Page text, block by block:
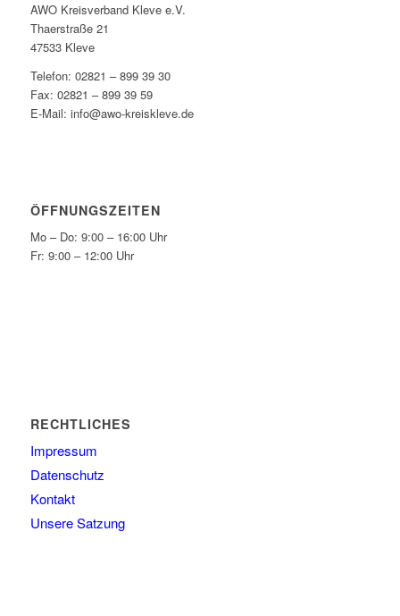
AWO Kreisverband Kleve e.V.
Thaerstraße 21
47533 Kleve
Telefon: 02821 – 899 39 30
Fax: 02821 – 899 39 59
E-Mail: info@awo-kreiskleve.de
ÖFFNUNGSZEITEN
Mo – Do: 9:00 – 16:00 Uhr
Fr: 9:00 – 12:00 Uhr
RECHTLICHES
Impressum
Datenschutz
Kontakt
Unsere Satzung